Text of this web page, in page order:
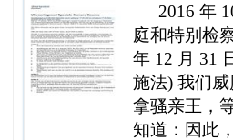
一章定义
2016 年
庭和特别检
年 12 月 31
施法) 我们
拿骚亲王，
知道：因此